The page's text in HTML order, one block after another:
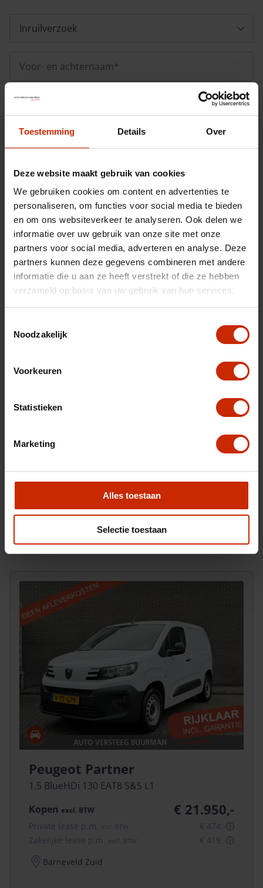
Toestemming Details Over
Deze website maakt gebruik van cookies
We gebruiken cookies om content en advertenties te
personaliseren, om functies voor social media te bieden
en om ons websiteverkeer te analyseren. Ook delen we
informatie over uw gebruik van onze site met onze
partners voor social media, adverteren en analyse. Deze
partners kunnen deze gegevens combineren met andere
informatie die u aan ze heeft verstrekt of die ze hebben
verzameld op basis van uw gebruik van hun services.
Noodzakelijk
Voorkeuren
Statistieken
Marketing
Alles toestaan
Selectie toestaan
Uw inruilauto
een e-mail waarop u kunt reageren om ons ook foto's
toe te sturen.
Peugeot Partner
1.5 BlueHDi 130 EAT8 S&S L1
Kopen excl. BTW € 21.950,-
Private lease p.m. incl. BTW € 474,-ⓘ
Zakelijke lease p.m.
excl. BTW € 419,-ⓘ
Barneveld Zuid